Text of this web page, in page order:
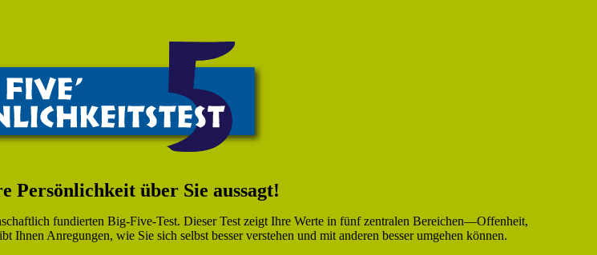
Persönlichkeit über Sie aussagt!
fundierten Big-Five-Test. Dieser Test zeigt Ihre Werte in fünf zentralen Bereichen—Offenheit,
Anregungen, wie Sie sich selbst besser verstehen und mit anderen besser umgehen können.